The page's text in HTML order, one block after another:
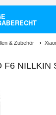
& Zubehör